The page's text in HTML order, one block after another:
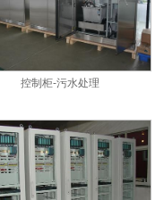
控制柜-污水处理